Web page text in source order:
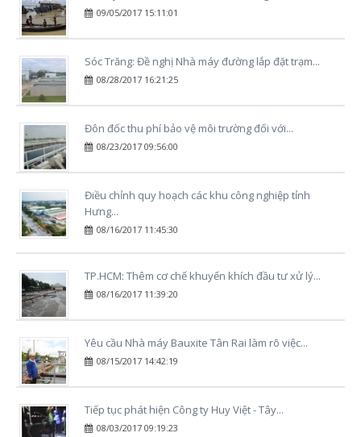
09/05/2017 15:11:01
Sóc Trăng: Đề nghị Nhà máy đường lắp đặt trạm...
08/28/2017 16:21:25
Đôn đốc thu phí bảo vệ môi trường đối với...
08/23/2017 09:56:00
​Điều chỉnh quy hoạch các khu công nghiệp tỉnh
Hưng...
08/16/2017 11:45:30
​TP.HCM: Thêm cơ chế khuyến khích đầu tư xử lý...
08/16/2017 11:39:20
Yêu cầu Nhà máy Bauxite Tân Rai làm rõ việc...
08/15/2017 14:42:19
Tiếp tục phát hiện Công ty Huy Việt - Tây...
08/03/2017 09:19:23